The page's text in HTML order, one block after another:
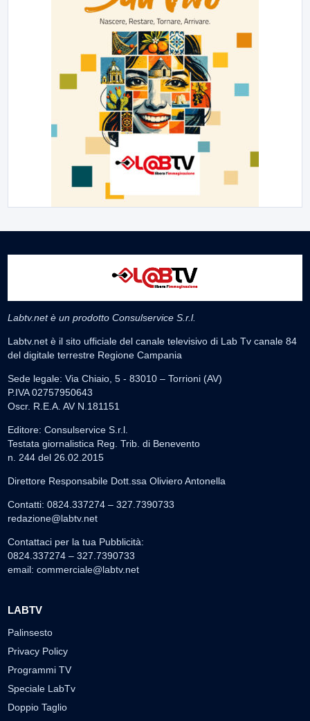
Labtv.net è un prodotto Consulservice S.r.l.
Labtv.net è il sito ufficiale del canale televisivo di Lab Tv canale 84
del digitale terrestre Regione Campania
Sede legale: Via Chiaio, 5 - 83010 – Torrioni (AV)
P.IVA 02757950643
Oscr. R.E.A. AV N.181151
Editore: Consulservice S.r.l.
Testata giornalistica Reg. Trib. di Benevento
n. 244 del 26.02.2015
Direttore Responsabile Dott.ssa Oliviero Antonella
Contatti: 0824.337274 – 327.7390733
redazione@labtv.net
Contattaci per la tua Pubblicità:
0824.337274 – 327.7390733
email: commerciale@labtv.net
LABTV
Palinsesto
Privacy Policy
Programmi TV
Speciale LabTv
Doppio Taglio